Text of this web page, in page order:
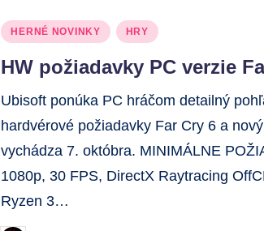
HERNÉ NOVINKY HRY
HW požiadavky PC verzie
Ubisoft ponúka PC hráčom detailný
hardvérové požiadavky Far Cry 6 a
vychádza 7. októbra. MINIMÁLNE
1080p, 30 FPS, DirectX Raytracing
Ryzen 3…